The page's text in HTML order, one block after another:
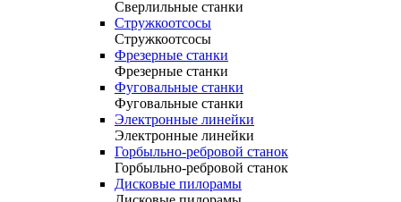
Сверлильные станки
Стружкоотсосы
Стружкоотсосы
Фрезерные станки
Фрезерные станки
Фуговальные станки
Фуговальные станки
Электронные линейки
Электронные линейки
Горбыльно-ребровой станок
Горбыльно-ребровой станок
Дисковые пилорамы